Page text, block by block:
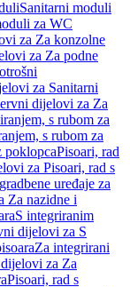
Sanitarni moduli
za WC
za Za konzolne
za Za podne
za Sanitarni
dijelovi za Za
s rubom za
s rubom za
poklopcaPisoari, rad
za Pisoari, rad s
uređaje za
Za nazidne i
S integriranim
dijelovi za S
Za integrirani
za Za
Pisoari, rad s